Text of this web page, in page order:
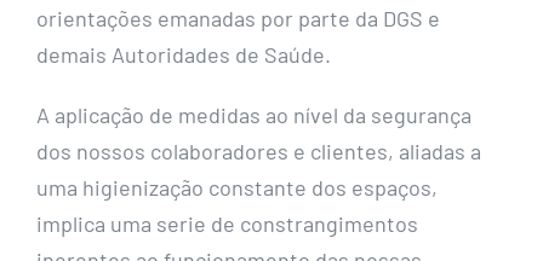
orientações emanadas por parte da DGS e
demais Autoridades de Saúde.
A aplicação de medidas ao nível da segurança
dos nossos colaboradores e clientes, aliadas a
uma higienização constante dos espaços,
implica uma serie de constrangimentos